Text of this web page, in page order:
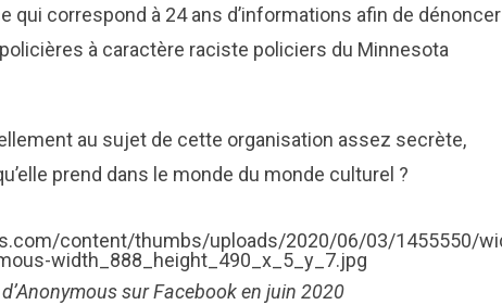
qui correspond à 24 ans d’informations afin de dénoncer
à caractère raciste policiers du Minnesota
au sujet de cette organisation assez secrète,
prend dans le monde du monde culturel ?
d’Anonymous sur Facebook en juin 2020